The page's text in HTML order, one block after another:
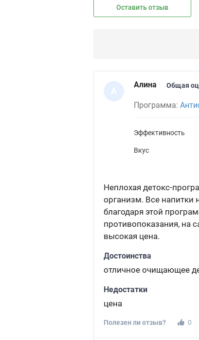
Оставить отзыв
А
Алина Общая
Программа:
Эффективность
Вкус
Неплохая детокс-
организм. Все напитки
благодаря этой
противопоказания, на
высокая цена.
Достоинства
отличное очищающее
Недостатки
цена
Полезен ли отзыв? 0